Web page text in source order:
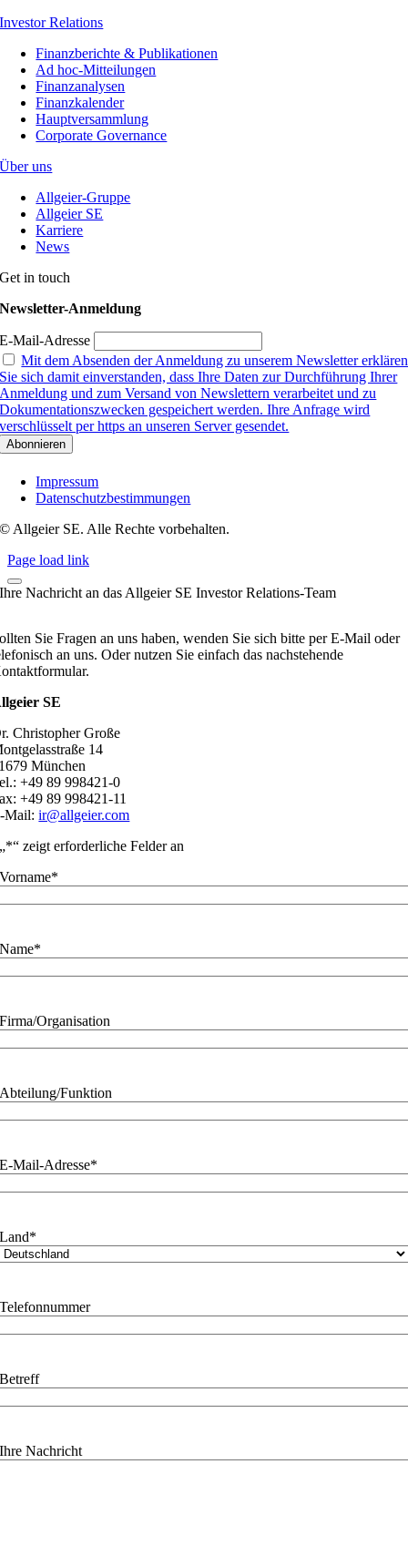
Investor Relations
Finanzberichte & Publikationen
Ad hoc-Mitteilungen
Finanzanalysen
Finanzkalender
Hauptversammlung
Corporate Governance
Über uns
Allgeier-Gruppe
Allgeier SE
Karriere
News
Get in touch
Newsletter-Anmeldung
E-Mail-Adresse
Mit dem Absenden der Anmeldung zu unserem Newsletter erklären
Sie sich damit einverstanden, dass Ihre Daten zur Durchführung Ihrer
Anmeldung und zum Versand von Newslettern verarbeitet und zu
Dokumentationszwecken gespeichert werden. Ihre Anfrage wird
verschlüsselt per https an unseren Server gesendet.
Impressum
Datenschutzbestimmungen
© Allgeier SE. Alle Rechte vorbehalten.
Page load link
Ihre Nachricht an das Allgeier SE Investor Relations-Team
Sie Fragen an uns haben, wenden Sie sich bitte per E-Mail oder
an uns. Oder nutzen Sie einfach das nachstehende
SE
Christopher Große
14
München
+49 89 998421-0
+49 89 998421-11
Mail:ir@allgeier.com
„*“ zeigt erforderliche Felder an
Vorname*
Name*
Firma/Organisation
Abteilung/Funktion
E-Mail-Adresse*
Land*
Telefonnummer
Betreff
Ihre Nachricht